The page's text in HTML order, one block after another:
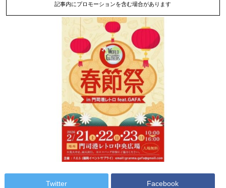
記事内にプロモーションを含む場合があります
Twitter Facebook